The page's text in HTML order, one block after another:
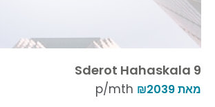
Sderot Hahaskala 9
מאת ₪2039